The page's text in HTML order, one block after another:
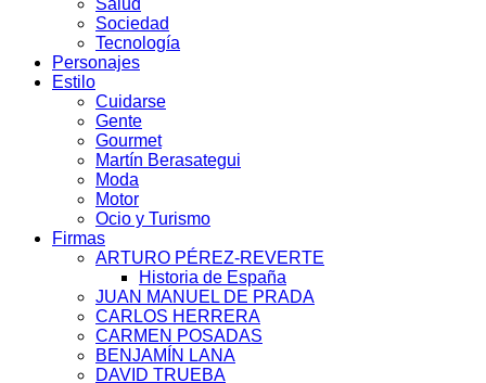
Salud
Sociedad
Tecnología
Personajes
Estilo
Cuidarse
Gente
Gourmet
Martín Berasategui
Moda
Motor
Ocio y Turismo
Firmas
ARTURO PÉREZ-REVERTE
Historia de España
JUAN MANUEL DE PRADA
CARLOS HERRERA
CARMEN POSADAS
BENJAMÍN LANA
DAVID TRUEBA